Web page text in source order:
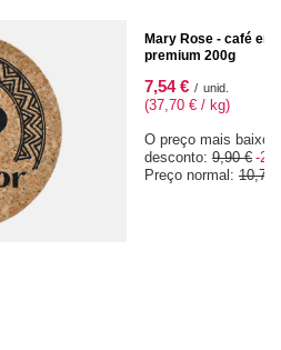
Mary Rose - café
premium 200g
7,54 € / unid.
(37,70 € / kg)
O preço mais baixo
desconto: 9,90 € -
Preço normal: 10,77